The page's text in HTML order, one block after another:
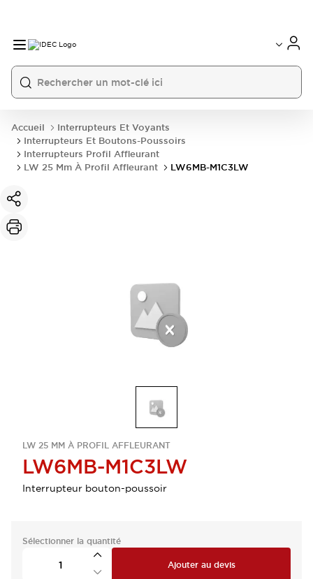
Accueil
Interrupteurs Et Voyants
Interrupteurs Et Boutons-Poussoirs
Interrupteurs Profil Affleurant
LW 25 Mm À Profil Affleurant
LW6MB-M1C3LW
LW 25 MM À PROFIL AFFLEURANT
LW6MB-M1C3LW
Interrupteur bouton-poussoir
Sélectionner la quantité
Ajouter au devis